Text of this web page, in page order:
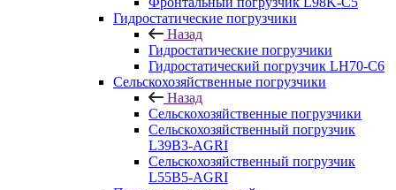
Гидростатические погрузчики
Назад
Гидростатические погрузчики
Гидростатический погрузчик LH70-C6
Сельскохозяйственные погрузчики
Назад
Сельскохозяйственные погрузчики
Сельскохозяйственный погрузчик
L39B3-AGRI
Сельскохозяйственный погрузчик
L55B5-AGRI